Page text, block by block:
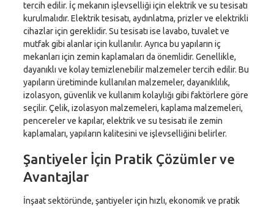
tercih edilir. İç mekanın işlevselliği için elektrik ve su tesisatı
kurulmalıdır. Elektrik tesisatı, aydınlatma, prizler ve elektrikli
cihazlar için gereklidir. Su tesisatı ise lavabo, tuvalet ve
mutfak gibi alanlar için kullanılır. Ayrıca bu yapıların iç
mekanları için zemin kaplamaları da önemlidir. Genellikle,
dayanıklı ve kolay temizlenebilir malzemeler tercih edilir. Bu
yapıların üretiminde kullanılan malzemeler, dayanıklılık,
izolasyon, güvenlik ve kullanım kolaylığı gibi faktörlere göre
seçilir. Çelik, izolasyon malzemeleri, kaplama malzemeleri,
pencereler ve kapılar, elektrik ve su tesisatı ile zemin
kaplamaları, yapıların kalitesini ve işlevselliğini belirler.
Şantiyeler İçin Pratik Çözümler ve
Avantajlar
İnşaat sektöründe, şantiyeler için hızlı, ekonomik ve pratik